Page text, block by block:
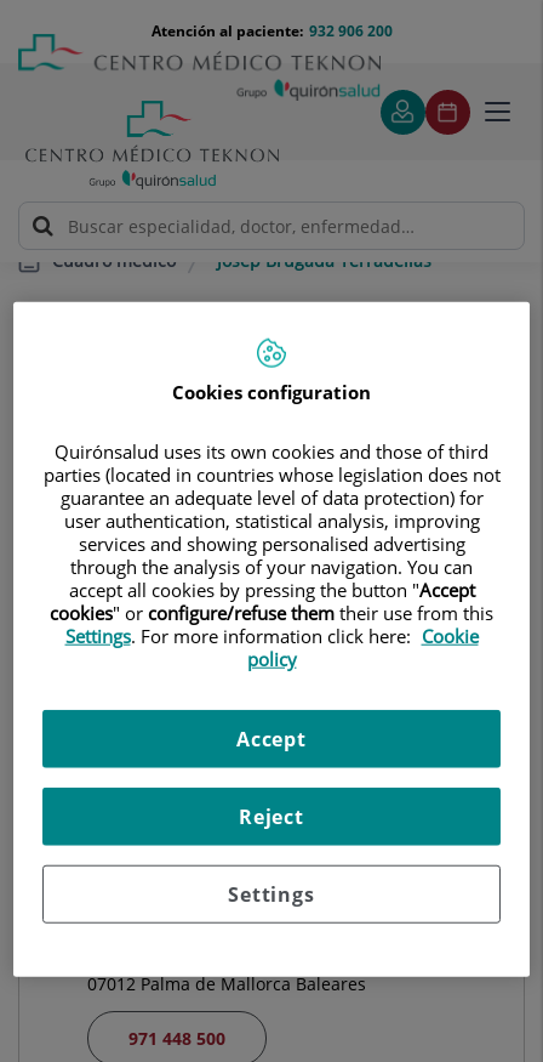
contenido
Menú
teléfono
cabecera
932 906 200
Atención al paciente:
Cuadro médico Josep Brugada Terradellas
Josep Brugada Terradellas
FACULTATIVO ESPECIALISTA CARDIOLOGÍA
CARDIOLOGÍA
Pedir cita
08022 Barcelona
932 906 200
Clínica Rotger
07012 Palma de Mallorca Baleares
971 448 500
Cookies configuration
Quirónsalud uses its own cookies and those of third
parties (located in countries whose legislation does not
guarantee an adequate level of data protection) for
user authentication, statistical analysis, improving
services and showing personalised advertising
through the analysis of your navigation. You can
accept all cookies by pressing the button "Accept
cookies" or configure/refuse them their use from this
Settings. For more information click here: Cookie
policy
Settings
Reject
Accept